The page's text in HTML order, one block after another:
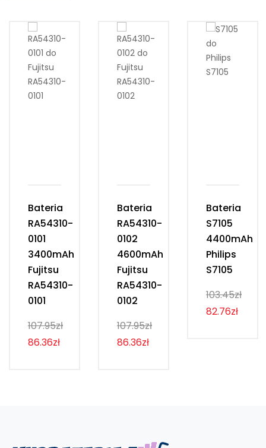
Bateria
RA54310-
0101
3400mAh
Fujitsu
RA54310-
0101
107.95zł
86.36zł
Bateria
RA54310-
0102
4600mAh
Fujitsu
RA54310-
0102
107.95zł
86.36zł
Bateria
S7105
4400mAh
Philips
S7105
103.45zł
82.76zł